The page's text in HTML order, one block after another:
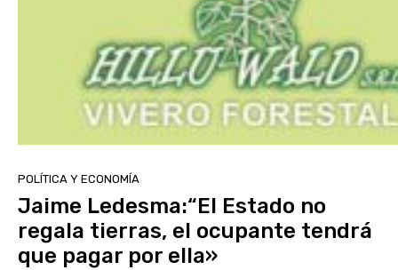
POLÍTICA Y ECONOMÍA
Jaime Ledesma:“El Estado no
regala tierras, el ocupante tendrá
que pagar por ella»